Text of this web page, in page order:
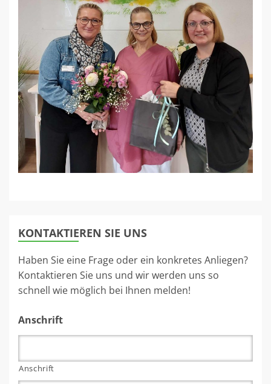
KONTAKTIEREN SIE UNS
Haben Sie eine Frage oder ein konkretes Anliegen?
Kontaktieren Sie uns und wir werden uns so
schnell wie möglich bei Ihnen melden!
Anschrift
Anschrift